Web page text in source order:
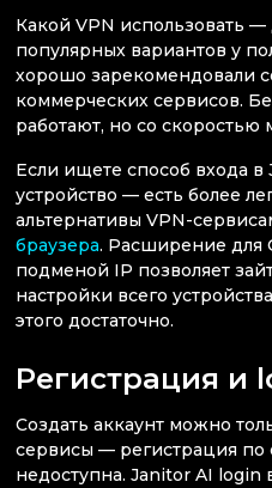
Какой VPN использовать —
популярных вариантов у
хорошо зарекомендовали
коммерческих сервисов.
работают, но со скоростью
Если ищете способ входа в
устройство — есть более
альтернативы VPN-
браузера. Расширение для
подменой IP позволяет
настройки всего
этого достаточно.
Регистрация и
Создать аккаунт можно
сервисы — регистрация
недоступна. Janitor AI login